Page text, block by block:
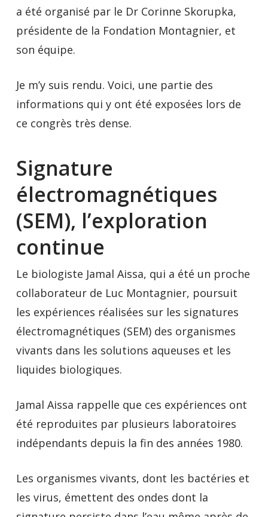
a été organisé par le Dr Corinne Skorupka,
présidente de la Fondation Montagnier, et
son équipe.
Je m’y suis rendu. Voici, une partie des
informations qui y ont été exposées lors de
ce congrès très dense.
Signature
électromagnétiques
(SEM), l’exploration
continue
Le biologiste Jamal Aissa, qui a été un proche
collaborateur de Luc Montagnier, poursuit
les expériences réalisées sur les signatures
électromagnétiques (SEM) des organismes
vivants dans les solutions aqueuses et les
liquides biologiques.
Jamal Aissa rappelle que ces expériences ont
été reproduites par plusieurs laboratoires
indépendants depuis la fin des années 1980.
Les organismes vivants, dont les bactéries et
les virus, émettent des ondes dont la